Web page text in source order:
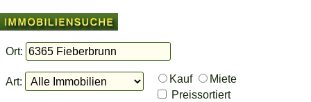
Ort:
Art: Kauf
Miete
Preissortiert